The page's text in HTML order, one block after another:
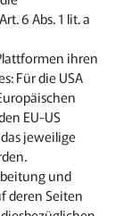
6 Abs. 1 lit. a
ihren
Für die USA
EU-US
jeweilige
und
deren Seiten